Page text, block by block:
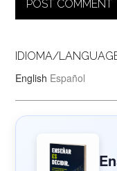
IDIOMA/
English Español